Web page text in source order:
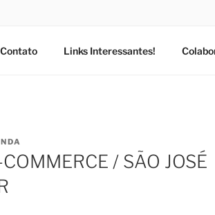
Contato Links Interessantes!
/ SÃO JOSÉ